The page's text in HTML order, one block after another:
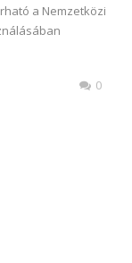
a Nemzetközi
0